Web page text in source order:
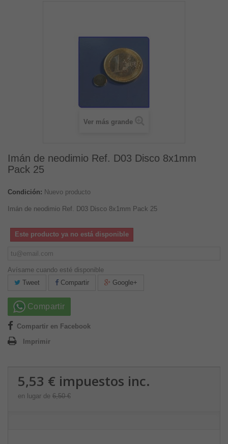
Ver más grande
Imán de neodimio Ref. D03 Disco 8x1mm
Pack 25
Condición: Nuevo producto
Imán de neodimio Ref. D03 Disco 8x1mm Pack 25
Este producto ya no está disponible
Avísame cuando esté disponible
Tweet
Compartir Google+
Compartir
Compartir en Facebook
Imprimir
5,53 € impuestos inc.
en lugar de 6,50 €